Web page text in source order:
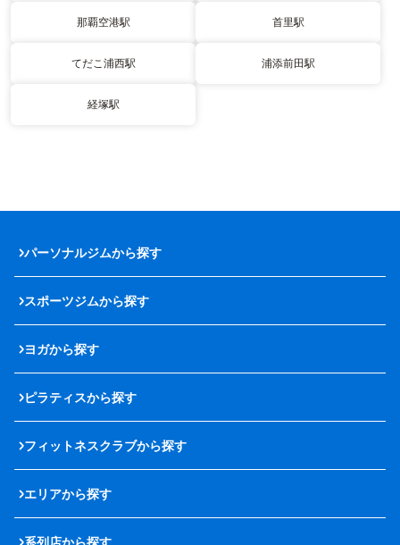
那覇空港駅 首里駅
てだこ浦西駅 浦添前田駅
経塚駅
パーソナルジムから探す
スポーツジムから探す
ヨガから探す
ピラティスから探す
フィットネスクラブから探す
エリアから探す
系列店から探す